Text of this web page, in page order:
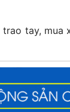
tay, mua